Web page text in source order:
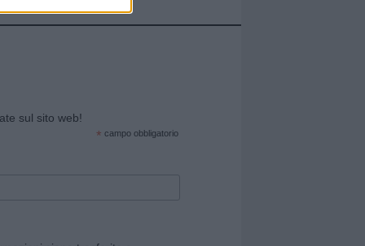
sul sito web!
* campo obbligatorio